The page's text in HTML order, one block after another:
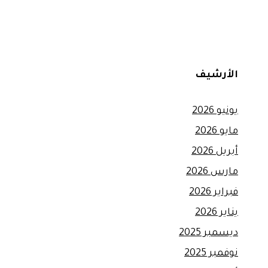
الأرشيف
يونيو 2026
مايو 2026
أبريل 2026
مارس 2026
فبراير 2026
يناير 2026
ديسمبر 2025
نوفمبر 2025